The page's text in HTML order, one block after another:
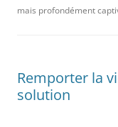
mais profondément
Remporter la
solution